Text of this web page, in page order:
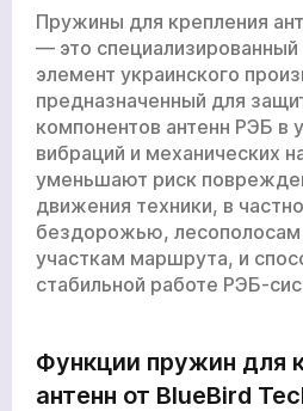
Пружины для крепления
— это
элемент украинского
предназначенный для
компонентов антенн РЭБ в
вибраций и механических
уменьшают риск
движения техники, в
бездорожью,
участкам маршрута, и
стабильной работе РЭБ-
Функции пружин для
антенн от BlueBird